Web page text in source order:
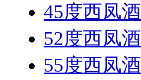
45度西凤酒
52度西凤酒
55度西凤酒